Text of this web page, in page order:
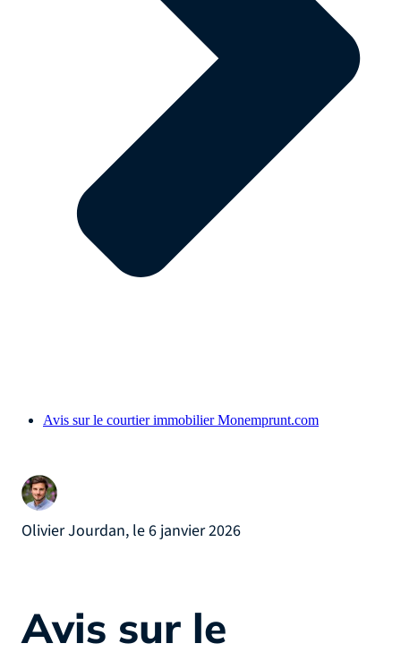
Avis sur le courtier immobilier Monemprunt.com
Olivier Jourdan, le 6 janvier 2026
Avis sur le